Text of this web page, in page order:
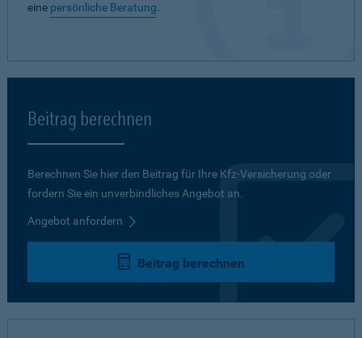
eine persönliche Beratung.
Beitrag berechnen
Berechnen Sie hier den Beitrag für Ihre Kfz-Versicherung oder
fordern Sie ein unverbindliches Angebot an.
Angebot anfordern
Beitrag berechnen